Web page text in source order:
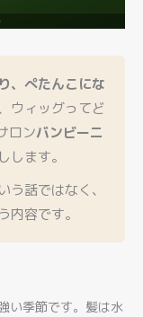
、ぺたんこにな
ウィッグってど
ロンバンビーニ
します。
う話ではなく、
内容です。
い季節です。髪は水